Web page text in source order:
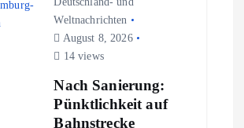
Weltnachrichten
August 8, 2026
14 views
Nach Sanierung:
Pünktlichkeit auf
Bahnstrecke